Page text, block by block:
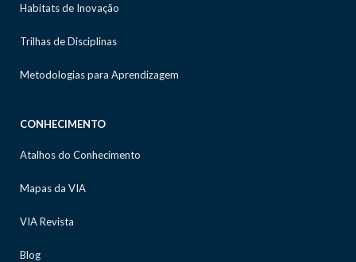
Habitats de Inovação
Trilhas de Disciplinas
Metodologias para Aprendizagem
CONHECIMENTO
Atalhos do Conhecimento
Mapas da VIA
VIA Revista
Blog